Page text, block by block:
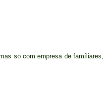
so com empresa de famíliares,